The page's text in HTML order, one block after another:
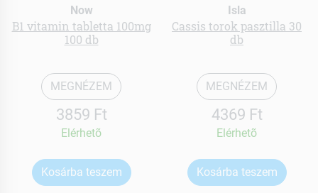
Now
B1 vitamin tabletta 100mg
100 db
MEGNÉZEM
3859 Ft
Elérhetõ
Kosárba teszem
Isla
Cassis torok pasztilla 30
db
MEGNÉZEM
4369 Ft
Elérhetõ
Kosárba teszem